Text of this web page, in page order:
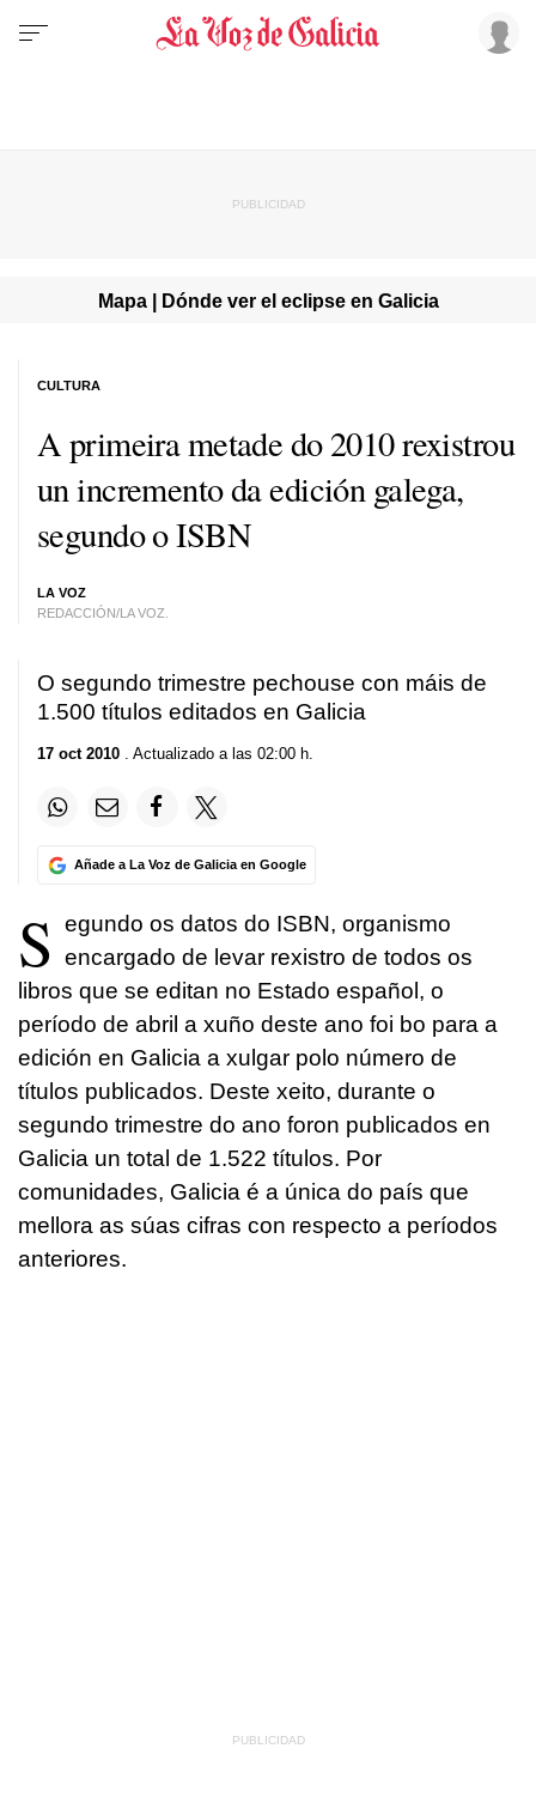
Mapa | Dónde ver el eclipse en Galicia
A primeira metade do 2010 rexistrou
un incremento da edición galega,
segundo o ISBN
LA VOZ
REDACCIÓN/LA VOZ.
CULTURA
O segundo trimestre pechouse con máis de
1.500 títulos editados en Galicia
17 oct 2010 . Actualizado a las 02:00 h.
Añade a La Voz de Galicia en Google
S
egundo os datos do ISBN, organismo
encargado de levar rexistro de todos os
libros que se editan no Estado español, o
período de abril a xuño deste ano foi bo para a
edición en Galicia a xulgar polo número de
títulos publicados. Deste xeito, durante o
segundo trimestre do ano foron publicados en
Galicia un total de 1.522 títulos. Por
comunidades, Galicia é a única do país que
mellora as súas cifras con respecto a períodos
anteriores.